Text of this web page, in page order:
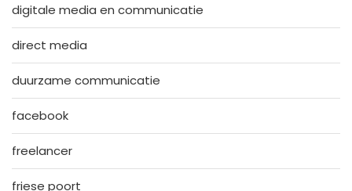
digitale media en communicatie
direct media
duurzame communicatie
facebook
freelancer
friese poort